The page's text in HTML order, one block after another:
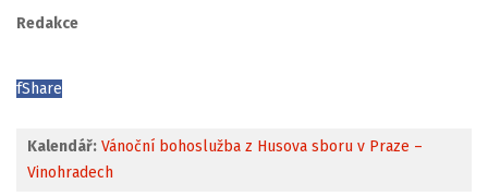
Redakce
fShare
Kalendář: Vánoční bohoslužba z Husova sboru v Praze –
Vinohradech